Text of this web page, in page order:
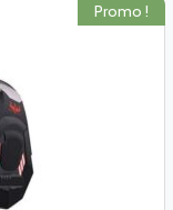
Promo !